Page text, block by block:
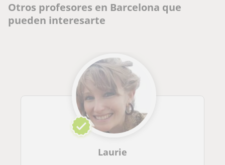
Otros profesores en Barcelona que
pueden interesarte
Laurie